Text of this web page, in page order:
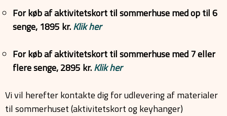
For køb af aktivitetskort til sommerhuse med op til 6
senge, 1895 kr.Klik her
For køb af aktivitetskort til sommerhuse med 7 eller
flere senge, 2895 kr.Klik her
Vi vil herefter kontakte dig for udlevering af materialer
til sommerhuset (aktivitetskort og keyhanger)